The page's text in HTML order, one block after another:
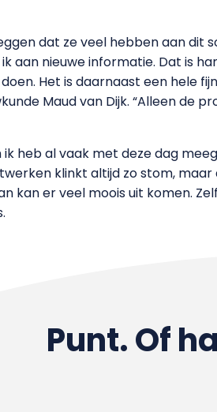
dat ze veel hebben aan dit
aan nieuwe informatie. Dat is
Het is daarnaast een hele
Maud van Dijk. “Alleen de
ik heb al vaak met deze dag
klinkt altijd zo stom,
kan er veel moois uit komen.
Punt. Of